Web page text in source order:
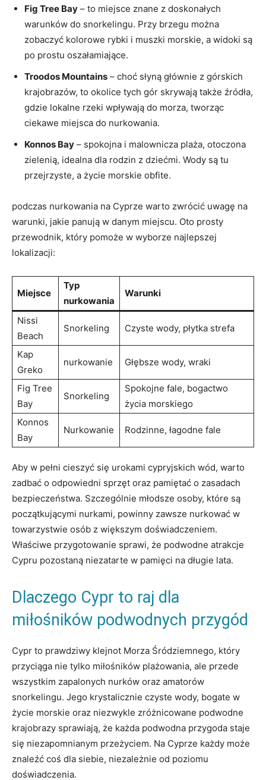
Fig ​Tree Bay – to ⁣miejsce znane ⁤z doskonałych
warunków do snorkelingu. Przy brzegu ‌można
zobaczyć kolorowe rybki i muszki morskie, a widoki​ są
po prostu oszałamiające.
Troodos Mountains – choć ⁢słyną głównie z górskich
krajobrazów, to ⁢okolice tych ⁤gór skrywają także źródła,
gdzie lokalne rzeki wpływają do morza, tworząc
ciekawe miejsca do nurkowania.
Konnos Bay ‍– spokojna i malownicza plaża, otoczona
zielenią, idealna ​dla rodzin z⁤ dziećmi. Wody ⁤są tu
przejrzyste, a ‍życie morskie obfite.
podczas nurkowania na Cyprze⁢ warto zwrócić uwagę na
warunki, ​jakie panują w danym miejscu. ⁣Oto ‍prosty
przewodnik,⁣ który pomoże w wyborze najlepszej
lokalizacji:
Miejsce
Typ
nurkowania
Warunki
Nissi
Beach
Snorkeling Czyste wody, płytka strefa
Kap
Greko
nurkowanie Głębsze‌ wody, wraki
Fig⁤ Tree
‌Bay
Snorkeling
Spokojne fale,⁤ bogactwo
życia‍ morskiego
Konnos
Bay
Nurkowanie Rodzinne, łagodne fale
Aby ​w pełni ⁢cieszyć się urokami ⁣cypryjskich wód, warto
zadbać ⁣o odpowiedni sprzęt oraz pamiętać o ⁤zasadach
bezpieczeństwa. Szczególnie ⁢młodsze osoby, które⁣ są
początkującymi nurkami, ‌powinny zawsze nurkować w‌
towarzystwie osób z większym doświadczeniem.
Właściwe ‌przygotowanie sprawi,​ że podwodne atrakcje
Cypru pozostaną⁣ niezatarte w pamięci na długie lata.
Dlaczego Cypr to raj dla
miłośników podwodnych⁤ przygód
Cypr to prawdziwy klejnot Morza⁤ Śródziemnego, który​
przyciąga nie tylko⁣ miłośników ‌plażowania, ale ⁣przede
⁢wszystkim zapalonych ⁣nurków oraz ⁣amatorów⁤
snorkelingu. ⁤Jego krystalicznie czyste wody, bogate w ​
życie morskie oraz niezwykle​ zróżnicowane podwodne
krajobrazy sprawiają, że każda podwodna przygoda staje
się⁣ niezapomnianym przeżyciem. Na⁤ Cyprze ⁣każdy może
znaleźć coś dla siebie, niezależnie od poziomu⁣
doświadczenia.